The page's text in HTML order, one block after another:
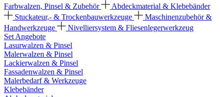
Farbwalzen, Pinsel & Zubehör
Abdeckmaterial & Klebebänder
Stuckateur,- & Trockenbauwerkzeuge
Maschinenzubehör &
Handwerkzeuge
Nivelliersystem & Fliesenlegerwerkzeug
Set Angebote
Lasurwalzen & Pinsel
Malerwalzen & Pinsel
Lackierwalzen & Pinsel
Fassadenwalzen & Pinsel
Malerbedarf & Werkzeuge
Klebebänder